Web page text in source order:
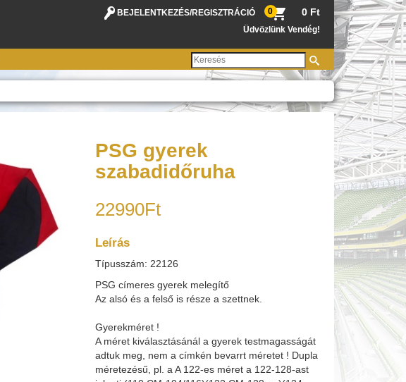
BEJELENTKEZÉS/REGISZTRÁCIÓ 0 0 Ft
Üdvözlünk Vendég!
PSG gyerek
szabadidőruha
22990Ft
Leírás
Típusszám: 22126
PSG címeres gyerek melegítő
Az alsó és a felső is része a szettnek.
Gyerekméret !
A méret kiválasztásánál a gyerek testmagasságát
adtuk meg, nem a címkén bevarrt méretet ! Dupla
méretezésű, pl. a A 122-es méret a 122-128-ast